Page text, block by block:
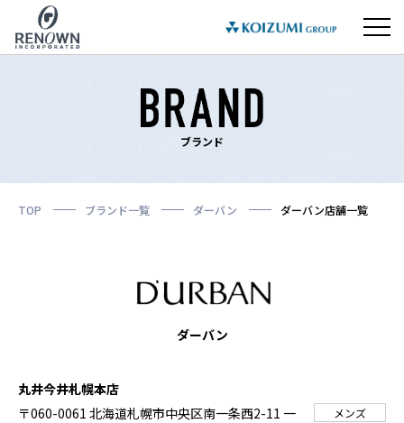
ブランド
TOP ブランド一覧 ダーバン ダーバン店舗一覧
ダーバン
丸井今井札幌本店
〒060-0061 北海道札幌市中央区南一条西2-11 一
メンズ